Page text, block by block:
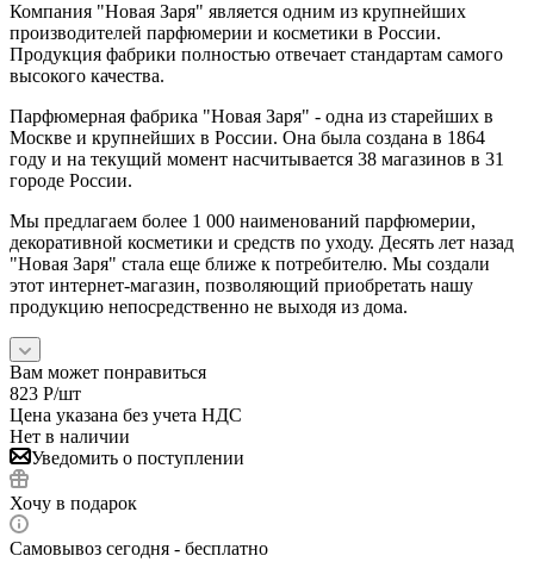
Компания "Новая Заря" является одним из крупнейших
производителей парфюмерии и косметики в России.
Продукция фабрики полностью отвечает стандартам самого
высокого качества.
Парфюмерная фабрика "Новая Заря" - одна из старейших в
Москве и крупнейших в России. Она была создана в 1864
году и на текущий момент насчитывается 38 магазинов в 31
городе России.
Мы предлагаем более 1 000 наименований парфюмерии,
декоративной косметики и средств по уходу. Десять лет назад
"Новая Заря" стала еще ближе к потребителю. Мы создали
этот интернет-магазин, позволяющий приобретать нашу
продукцию непосредственно не выходя из дома.
Вам может понравиться
823 Р/шт
Цена указана без учета НДС
Нет в наличии
Уведомить о поступлении
Хочу в подарок
Самовывоз сегодня - бесплатно